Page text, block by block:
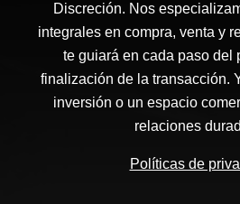
Discreción. Nos
integrales en compra, venta y
te guiará en cada paso del
finalización de la transacción.
inversión o un espacio
relaciones
Políticas de